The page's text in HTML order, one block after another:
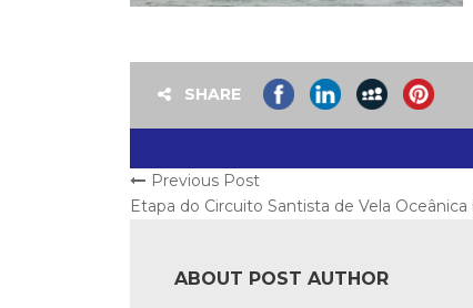
SHARE
Previous Post
Etapa do Circuito Santista de Vela
ABOUT POST AUTHOR